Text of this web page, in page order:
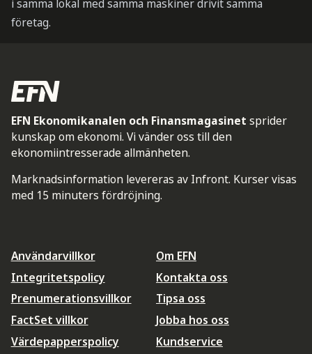
i samma lokal med samma maskiner drivit samma
företag.
EFN Ekonomikanalen och Finansmagasinet sprider
kunskap om ekonomi. Vi vänder oss till den
ekonomiintresserade allmänheten.
Marknadsinformation levereras av Infront. Kurser visas
med 15 minuters fördröjning.
Användarvillkor
Integritetspolicy
Prenumerationsvillkor
FactSet villkor
Värdepapperspolicy
Om EFN
Kontakta oss
Tipsa oss
Jobba hos oss
Kundservice